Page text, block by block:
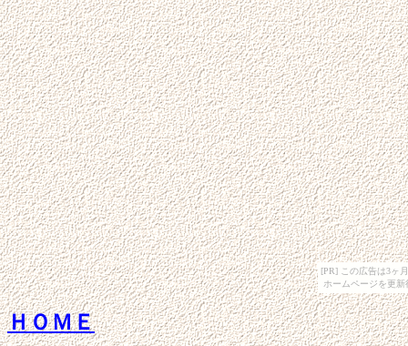
[PR] この広告は3ヶ
ホームページを更
ＨＯＭＥ